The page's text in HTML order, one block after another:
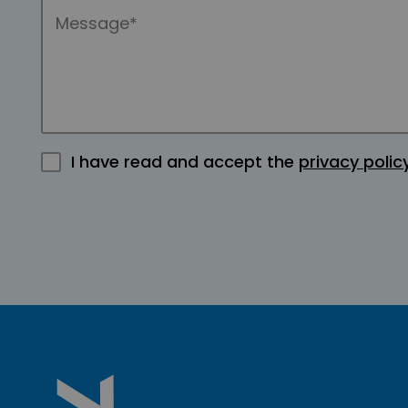
I have read and accept the privacy